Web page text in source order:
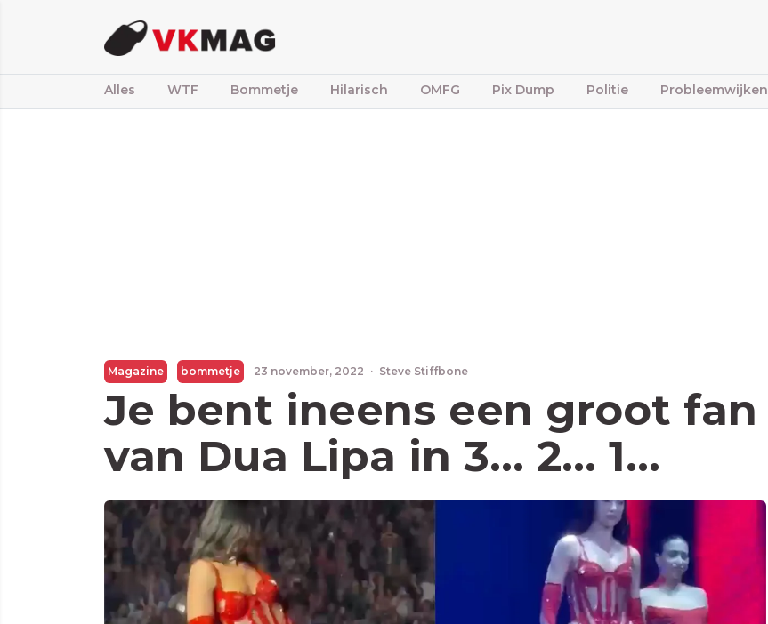
Alles WTF Bommetje Hilarisch OMFG Pix Dump Politie Probleemwijken
Magazine bommetje 23 november, 2022 · Steve Stiffbone
Je bent ineens een groot fan
van Dua Lipa in 3... 2... 1...